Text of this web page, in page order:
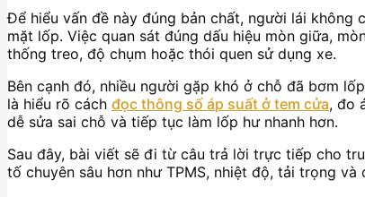
Để hiểu vấn đề này đúng bản chất, người lái không
mặt lốp. Việc quan sát đúng dấu hiệu mòn giữa,
thống treo, độ chụm hoặc thói quen sử dụng xe.
Bên cạnh đó, nhiều người gặp khó ở chỗ đã bơm
là hiểu rõ cách đọc thông số áp suất ở tem cửa, đo
dễ sửa sai chỗ và tiếp tục làm lốp hư nhanh hơn.
Sau đây, bài viết sẽ đi từ câu trả lời trực tiếp cho
tố chuyên sâu hơn như TPMS, nhiệt độ, tải trọng và